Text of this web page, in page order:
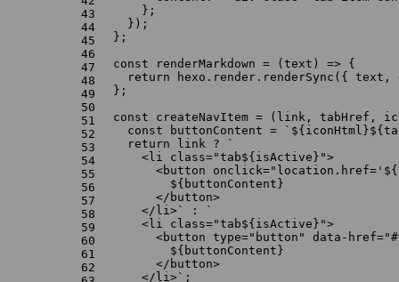
43
44
45
46
47
48
49
50
51
52
53
54
55
56
57
58
59
60
61
62
      };
    });
  };
const
renderMarkdown = ( text ) => {
return hexo. render . renderSync ({ text,
  };
const
createNavItem = ( link, tabHref,
const buttonContent = ` ${iconHtml}
return link ?
`
      <li class="tab
${isActive} ">
        <button onclick="location.href='
${buttonContent}
        </button>
      </li>`
:
`
      <li class="tab
${isActive} ">
        <button type="button" data-href="#
${buttonContent}
        </button>
      </li>`
;